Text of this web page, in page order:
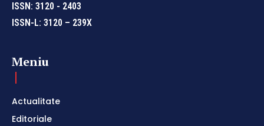
ISSN: 3120 - 2403
ISSN-L: 3120 – 239X
Meniu
Actualitate
Editoriale